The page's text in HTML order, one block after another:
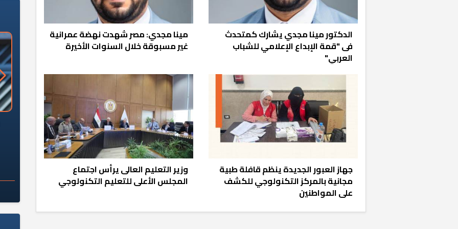
الدكتور مينا مجدي يشارك كمتحدث
فى "قمة الإبداع الإعلامي للشباب
العربي"
مينا مجدي: مصر شهدت نهضة عمرانية
غير مسبوقة خلال السنوات الأخيرة
جهاز العبور الجديدة ينظم قافلة طبية
مجانية بالمركز التكنولوجي للكشف
على المواطنين
وزير التعليم العالى يرأس اجتماع
المجلس الأعلى للتعليم التكنولوجي
«وزارة الآثار»: العُثور على 10 توابيت
خشبية بفناء مقبرة "باكي"
سلامة الغذاء: 285 ألف طن صادرات
غذائية في أسبوع